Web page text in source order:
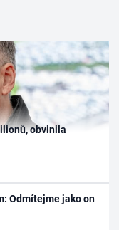
obvinila
Odmítejme jako on